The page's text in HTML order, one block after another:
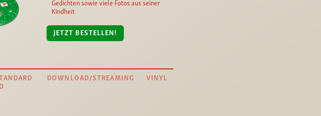
Gedichten sowie viele Fotos aus seiner
Kindheit
JETZT BESTELLEN!
DOWNLOAD/STREAMING VINYL